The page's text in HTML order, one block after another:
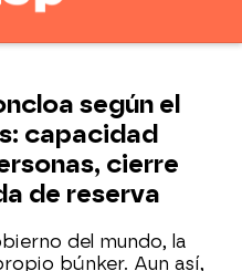
según el
capacidad
cierre
de reserva
del mundo, la
búnker. Aun así,